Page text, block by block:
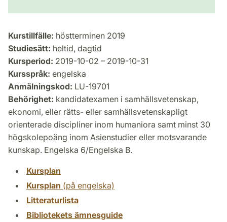
Kurstillfälle: höstterminen 2019
Studiesätt: heltid, dagtid
Kursperiod: 2019-10-02 – 2019-10-31
Kursspråk: engelska
Anmälningskod: LU-19701
Behörighet: kandidatexamen i samhällsvetenskap,
ekonomi, eller rätts- eller samhällsvetenskapligt
orienterade discipliner inom humaniora samt minst 30
högskolepoäng inom Asienstudier eller motsvarande
kunskap. Engelska 6/Engelska B.
Kursplan
Kursplan (på engelska)
Litteraturlista
Bibliotekets ämnesguide